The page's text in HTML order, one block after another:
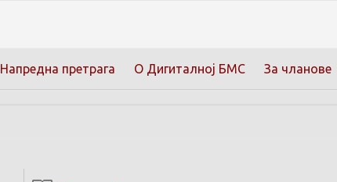
Напредна претрага О Дигиталној БМС За чланове